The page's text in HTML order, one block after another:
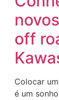
off
Colocar
é um